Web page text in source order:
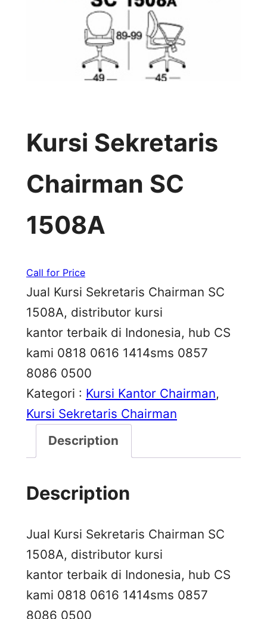
Kursi Sekretaris
Chairman SC
1508A
Call for Price
Jual Kursi Sekretaris Chairman SC
1508A, distributor kursi
kantor terbaik di Indonesia, hub CS
kami 0818 0616 1414sms 0857
8086 0500
Kategori : Kursi Kantor Chairman
Kursi Sekretaris Chairman
Description
Description
Jual Kursi Sekretaris Chairman SC
1508A, distributor kursi
kantor terbaik di Indonesia, hub CS
kami 0818 0616 1414sms 0857
8086 0500